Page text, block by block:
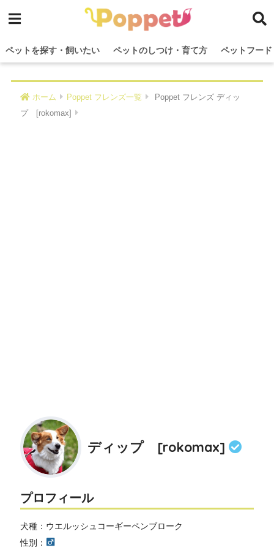
ペットを探す・飼いたい ペットのしつけ・育て方 ペットフー
ホーム Poppet フレンズ一覧
Poppet フレンズ ディッ
プ [rokomax]
ディップ [rokomax]
プロフィール
犬種：ウエルッシュコーギーペンブローク
性別：